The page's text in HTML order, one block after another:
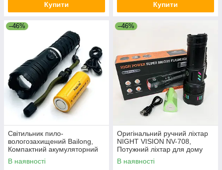
Купити Купити
–46%
Світильник пило-
вологозахищений Bailong,
Компактний акумуляторний
ліхтар, Ліхтар ручний
металевий CB-38
В наявності
–46%
Оригінальний ручний ліхтар
NIGHT VISION NV-708,
Потужний ліхтар для дому
топ-ліхтарик HB-34
В наявності